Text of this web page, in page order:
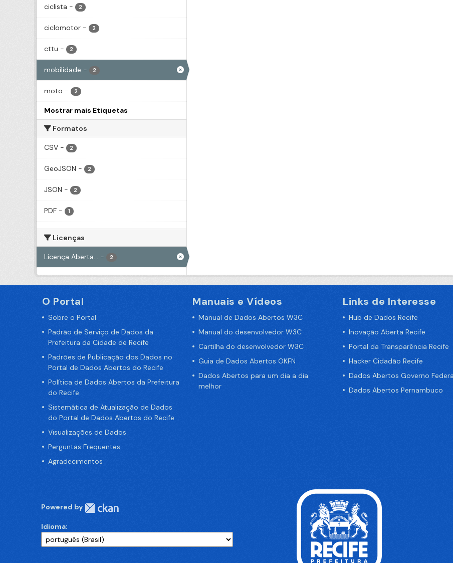
ciclista - 2
ciclomotor - 2
cttu - 2
mobilidade - 2
moto - 2
Mostrar mais Etiquetas
Formatos
CSV - 2
GeoJSON - 2
JSON - 2
PDF - 1
Licenças
Licença Aberta... - 2
O Portal
Sobre o Portal
Padrão de Serviço de Dados da
Prefeitura da Cidade de Recife
Padrões de Publicação dos Dados no
Portal de Dados Abertos do Recife
Política de Dados Abertos da Prefeitura
do Recife
Sistemática de Atualização de Dados
do Portal de Dados Abertos do Recife
Visualizações de Dados
Perguntas Frequentes
Agradecimentos
Manuais e Vídeos
Manual de Dados Abertos W3C
Manual do desenvolvedor W3C
Cartilha do desenvolvedor W3C
Guia de Dados Abertos OKFN
Dados Abertos para um dia a dia
melhor
Links de Interesse
Hub de Dados Recife
Inovação Aberta Recife
Portal da Transparência Recife
Hacker Cidadão Recife
Dados Abertos Governo
Dados Abertos Pernambuco
Powered by
Idioma